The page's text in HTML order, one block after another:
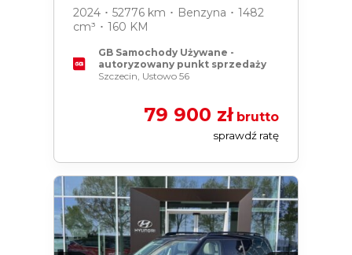
2024 ･ 52776 km ･ Benzyna ･ 1482
cm³ ･ 160 KM
GB Samochody Używane -
autoryzowany punkt sprzedaży
Szczecin, Ustowo 56
79 900 złbrutto
sprawdź ratę